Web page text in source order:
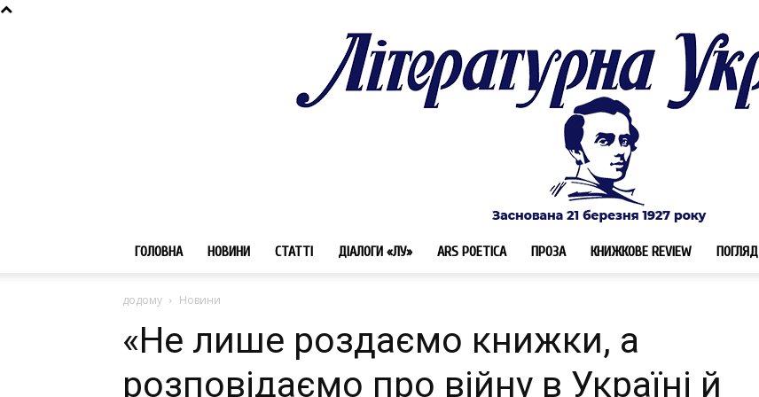
ГОЛОВНА НОВИНИ СТАТТІ ДІАЛОГИ «ЛУ» ARS POETICA ПРОЗА КНИЖКОВЕ REVIEW ПОГЛЯД
додому Новини
«Не лише роздаємо книжки, а
розповідаємо про війну в Україні й